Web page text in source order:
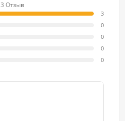
3 Отзыв
3
0
0
0
0